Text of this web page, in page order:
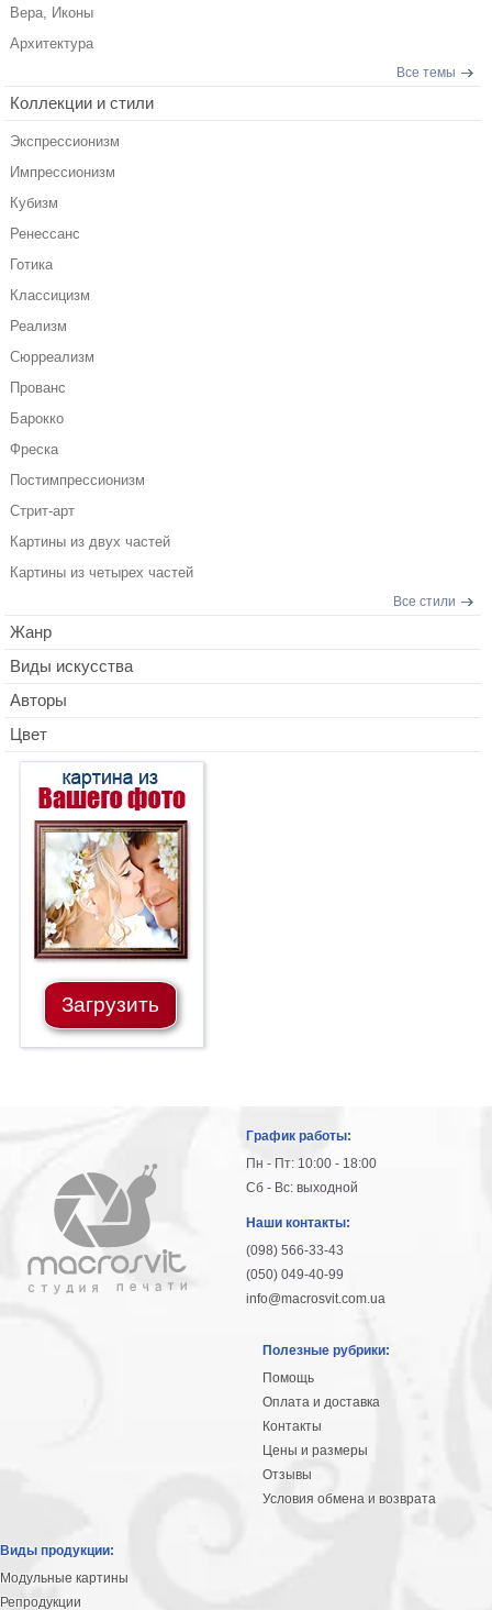
Вера, Иконы
Архитектура
Все темы
Коллекции и стили
Экспрессионизм
Импрессионизм
Кубизм
Ренессанс
Готика
Классицизм
Реализм
Сюрреализм
Прованс
Барокко
Фреска
Постимпрессионизм
Стрит-арт
Картины из двух частей
Картины из четырех частей
Все стили
Жанр
Виды искусства
Авторы
Цвет
Загрузить
График работы:
Пн - Пт: 10:00 - 18:00
Сб - Вс: выходной
Наши контакты:
(098) 566-33-43
(050) 049-40-99
info@macrosvit.com.ua
Полезные рубрики:
Помощь
Оплата и доставка
Контакты
Цены и размеры
Отзывы
Условия обмена и возврата
Виды продукции:
Модульные картины
Репродукции